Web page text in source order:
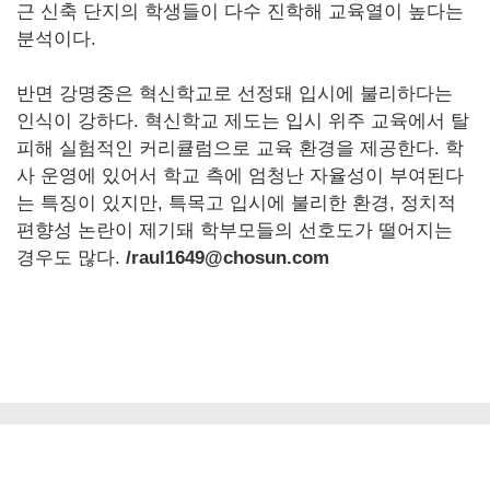
근 신축 단지의 학생들이 다수 진학해 교육열이 높다는
분석이다.
반면 강명중은 혁신학교로 선정돼 입시에 불리하다는
인식이 강하다. 혁신학교 제도는 입시 위주 교육에서 탈
피해 실험적인 커리큘럼으로 교육 환경을 제공한다. 학
사 운영에 있어서 학교 측에 엄청난 자율성이 부여된다
는 특징이 있지만, 특목고 입시에 불리한 환경, 정치적
편향성 논란이 제기돼 학부모들의 선호도가 떨어지는
경우도 많다. /raul1649@chosun.com